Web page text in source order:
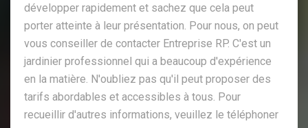
développer rapidement et sachez que cela peut
porter atteinte à leur présentation. Pour nous, on peut
vous conseiller de contacter Entreprise RP. C'est un
jardinier professionnel qui a beaucoup d'expérience
en la matière. N'oubliez pas qu'il peut proposer des
tarifs abordables et accessibles à tous. Pour
recueillir d'autres informations, veuillez le téléphoner